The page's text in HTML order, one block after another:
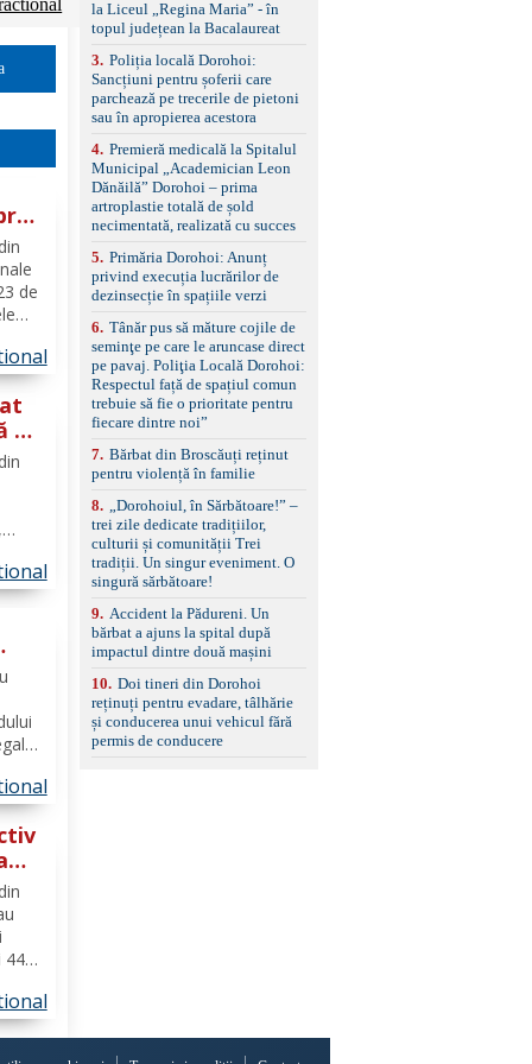
de
la
a
44
panoramică, geamuri
spate fumurii Carlig de
remorcare Bonus: -
Covorașe textile montate
pe mașină. -Ofer și un
set de covorașe din
împreună cu un set de
anvelope de iarnă.
la Liceul „Regina Maria” - în
topul județean la Bacalaureat
3. Poliția locală Dorohoi:
Sancțiuni pentru șoferii care
parchează pe trecerile de pietoni
sau în apropierea acestora
4. Premieră medicală la Spitalul
Municipal „Academician Leon
Dănăilă” Dorohoi – prima
artroplastie totală de șold
necimentată, realizată cu succes
5. Primăria Dorohoi: Anunț
privind execuția lucrărilor de
dezinsecție în spațiile verzi
6. Tânăr pus să măture cojile de
seminţe pe care le aruncase direct
pe pavaj. Poliţia Locală Dorohoi:
Respectul față de spațiul comun
trebuie să fie o prioritate pentru
fiecare dintre noi”
7. Bărbat din Broscăuți reținut
pentru violență în familie
8.
„Dorohoiul, în Sărbătoare!” –
trei zile dedicate tradițiilor,
culturii și comunității Trei
tradiții. Un singur eveniment. O
singură sărbătoare!
9. Accident la Pădureni. Un
bărbat a ajuns la spital după
impactul dintre două mașini
10. Doi tineri din Dorohoi
reținuți pentru evadare, tâlhărie
și conducerea unui vehicul fără
permis de conducere